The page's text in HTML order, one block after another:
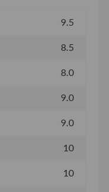
9.5
8.5
8.0
9.0
9.0
10
10